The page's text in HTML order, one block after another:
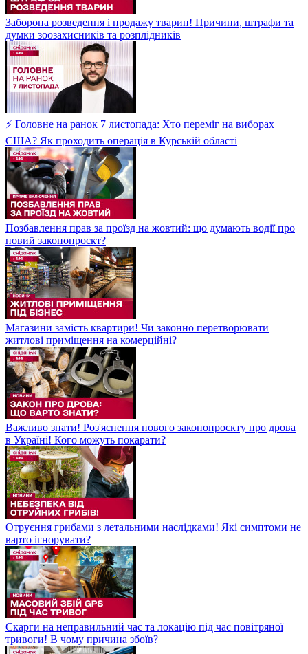
Заборона розведення і продажу тварин! Причини, штрафи та
думки зоозахисників та розплідників
⚡ Головне на ранок 7 листопада: Хто переміг на виборах
США? Як проходить операція в Курській області
Позбавлення прав за проїзд на жовтий: що думають водії про
новий законопроєкт?
Магазини замість квартири! Чи законно перетворювати
житлові приміщення на комерційні?
Важливо знати! Роз'яснення нового законопроєкту про дрова
в Україні! Кого можуть покарати?
Отруєння грибами з летальними наслідками! Які симптоми не
варто ігнорувати?
Скарги на неправильний час та локацію під час повітряної
тривоги! В чому причина збоїв?